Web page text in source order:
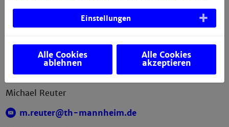
bei gutem Wetter auf dem Campus, oder
in Gebäude G (Zitrone)
Michael Reuter
m.reuter@th-mannheim.de
Einstellungen
Alle Cookies
ablehnen
Alle Cookies
akzeptieren